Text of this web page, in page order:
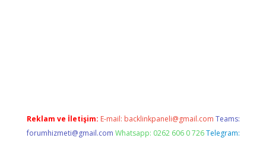
Reklam ve İletişim: E-mail: backlinkpaneli@gmail.com Teams:
forumhizmeti@gmail.com Whatsapp: 0262 606 0 726 Telegram: